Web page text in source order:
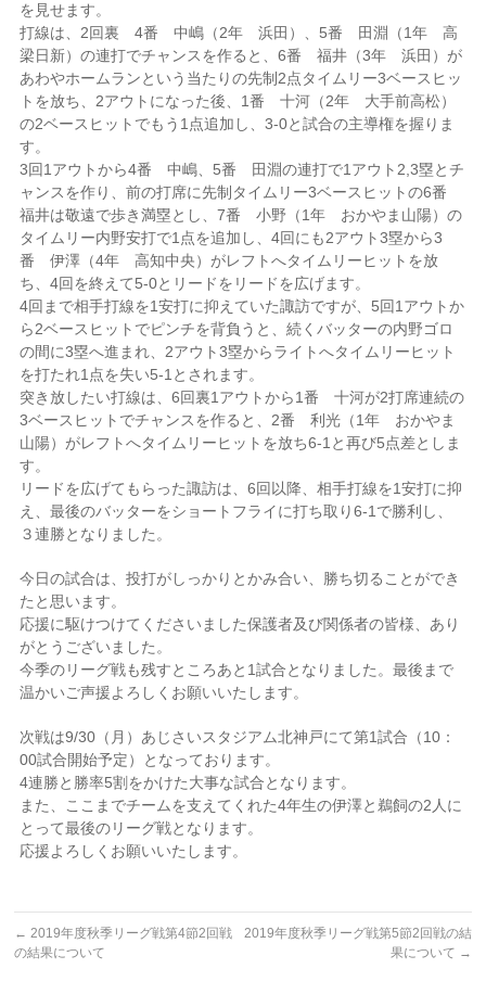
を見せます。
打線は、2回裏 4番 中嶋（2年 浜田）、5番 田淵（1年 高
梁日新）の連打でチャンスを作ると、6番 福井（3年 浜田）が
あわやホームランという当たりの先制2点タイムリー3ベースヒッ
トを放ち、2アウトになった後、1番 十河（2年 大手前高松）
の2ベースヒットでもう1点追加し、3-0と試合の主導権を握りま
す。
3回1アウトから4番 中嶋、5番 田淵の連打で1アウト2,3塁とチ
ャンスを作り、前の打席に先制タイムリー3ベースヒットの6番
福井は敬遠で歩き満塁とし、7番 小野（1年 おかやま山陽）の
タイムリー内野安打で1点を追加し、4回にも2アウト3塁から3
番 伊澤（4年 高知中央）がレフトへタイムリーヒットを放
ち、4回を終えて5-0とリードをリードを広げます。
4回まで相手打線を1安打に抑えていた諏訪ですが、5回1アウトか
ら2ベースヒットでピンチを背負うと、続くバッターの内野ゴロ
の間に3塁へ進まれ、2アウト3塁からライトへタイムリーヒット
を打たれ1点を失い5-1とされます。
突き放したい打線は、6回裏1アウトから1番 十河が2打席連続の
3ベースヒットでチャンスを作ると、2番 利光（1年 おかやま
山陽）がレフトへタイムリーヒットを放ち6-1と再び5点差としま
す。
リードを広げてもらった諏訪は、6回以降、相手打線を1安打に抑
え、最後のバッターをショートフライに打ち取り6-1で勝利し、
３連勝となりました。
今日の試合は、投打がしっかりとかみ合い、勝ち切ることができ
たと思います。
応援に駆けつけてくださいました保護者及び関係者の皆様、あり
がとうございました。
今季のリーグ戦も残すところあと1試合となりました。最後まで
温かいご声援よろしくお願いいたします。
次戦は9/30（月）あじさいスタジアム北神戸にて第1試合（10：
00試合開始予定）となっております。
4連勝と勝率5割をかけた大事な試合となります。
また、ここまでチームを支えてくれた4年生の伊澤と鵜飼の2人に
とって最後のリーグ戦となります。
応援よろしくお願いいたします。
← 2019年度秋季リーグ戦第4節2回戦
の結果について
2019年度秋季リーグ戦第5節2回戦の結
果について →